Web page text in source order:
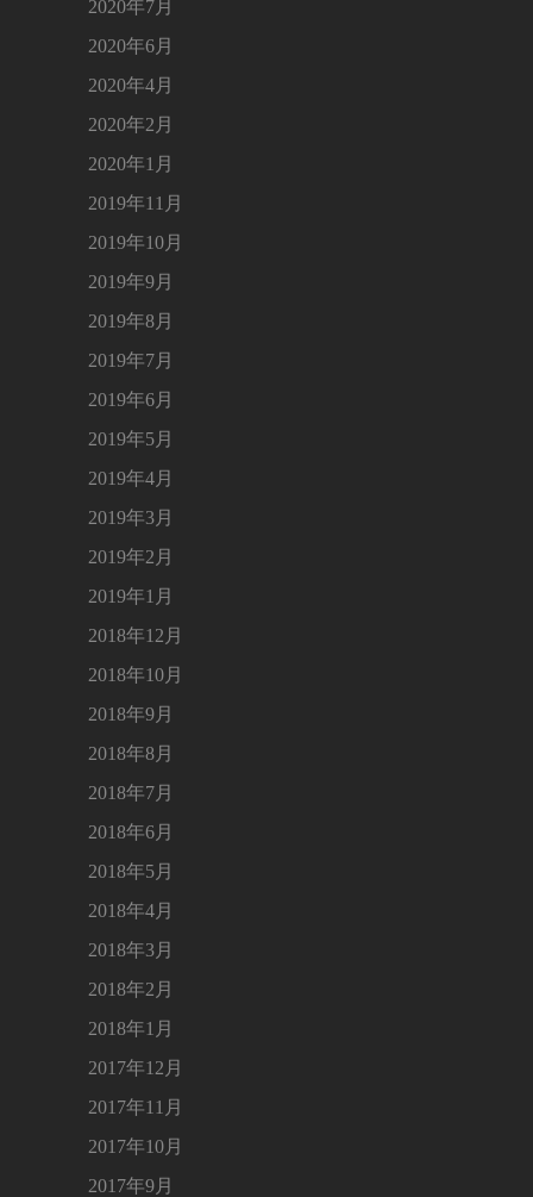
2020年7月
2020年6月
2020年4月
2020年2月
2020年1月
2019年11月
2019年10月
2019年9月
2019年8月
2019年7月
2019年6月
2019年5月
2019年4月
2019年3月
2019年2月
2019年1月
2018年12月
2018年10月
2018年9月
2018年8月
2018年7月
2018年6月
2018年5月
2018年4月
2018年3月
2018年2月
2018年1月
2017年12月
2017年11月
2017年10月
2017年9月